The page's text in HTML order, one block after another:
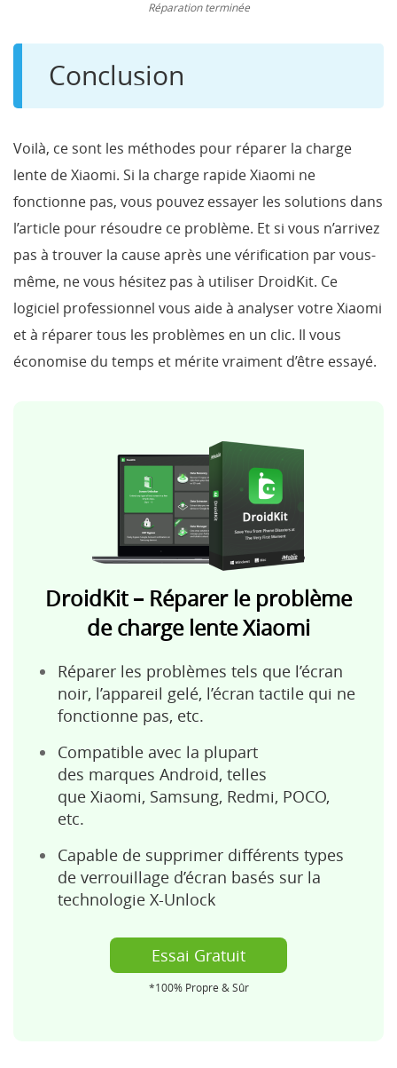
Réparation terminée
Conclusion
Voilà, ce sont les méthodes pour réparer la charge
lente de Xiaomi. Si la charge rapide Xiaomi ne
fonctionne pas, vous pouvez essayer les solutions dans
l’article pour résoudre ce problème. Et si vous n’arrivez
pas à trouver la cause après une vérification par vous-
même, ne vous hésitez pas à utiliser DroidKit. Ce
logiciel professionnel vous aide à analyser votre Xiaomi
et à réparer tous les problèmes en un clic. Il vous
économise du temps et mérite vraiment d’être essayé.
DroidKit – Réparer le problème
de charge lente Xiaomi
Réparer les problèmes tels que l’écran
noir, l’appareil gelé, l’écran tactile qui ne
fonctionne pas, etc.
Compatible avec la plupart
des marques Android, telles
que Xiaomi, Samsung, Redmi, POCO,
etc.
Capable de supprimer différents types
de verrouillage d’écran basés sur la
technologie X-Unlock
Essai Gratuit
*100% Propre & Sûr